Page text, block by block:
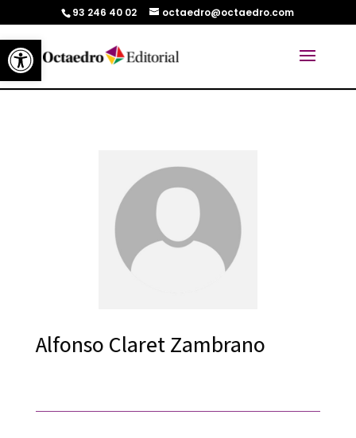
Abrir barra de herramientas
93 246 40 02 octaedro@octaedro.com
Alfonso Claret Zambrano